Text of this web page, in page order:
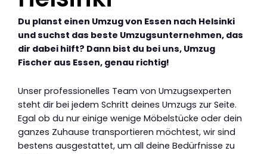
Du planst einen Umzug von Essen nach Helsinki
und suchst das beste Umzugsunternehmen, das
dir dabei hilft? Dann bist du bei uns, Umzug
Fischer aus Essen, genau richtig!
Unser professionelles Team von Umzugsexperten
steht dir bei jedem Schritt deines Umzugs zur Seite.
Egal ob du nur einige wenige Möbelstücke oder dein
ganzes Zuhause transportieren möchtest, wir sind
bestens ausgestattet, um all deine Bedürfnisse zu